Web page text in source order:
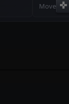
✜
Move